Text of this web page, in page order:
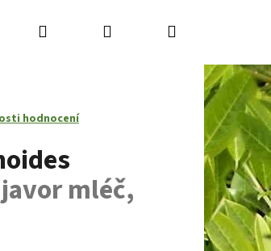
Kontakty Jak nakupovat
Hledat PřihlášeníNákupní
košík
hodnocení
javor mléč,